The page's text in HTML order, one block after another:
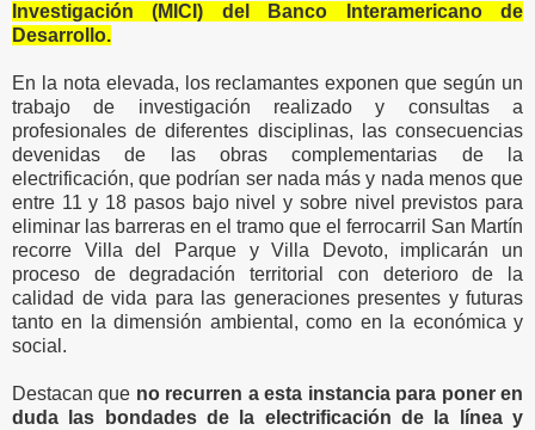
Investigación (MICI) del Banco Interamericano de
Desarrollo.
En la nota elevada, los reclamantes exponen que según un
trabajo de investigación realizado y consultas a
profesionales de diferentes disciplinas, las consecuencias
devenidas de las obras complementarias de la
electrificación, que podrían ser nada más y nada menos que
entre 11 y 18 pasos bajo nivel y sobre nivel previstos para
eliminar las barreras en el tramo que el ferrocarril San Martín
recorre Villa del Parque y Villa Devoto, implicarán un
proceso de degradación territorial con deterioro de la
calidad de vida para las generaciones presentes y futuras
tanto en la dimensión ambiental, como en la económica y
social.
Destacan que no recurren a esta instancia para poner en
duda las bondades de la electrificación de la línea y